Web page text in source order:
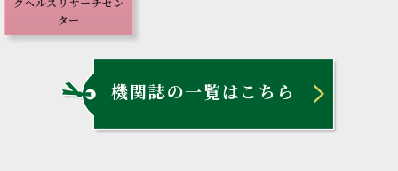
ター
機関誌の一覧はこちら